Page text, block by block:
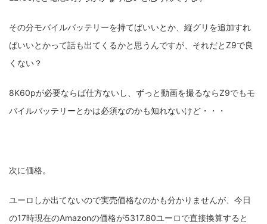
その分モバイルバッテリーを持てばいいとか、縦グリを追加すれ
ばいいとかって話も出てくるかと思うんですが、それだとZ9で良
くない？
8K60pが必要ならば仕方ないし、ずっと動画を撮るならZ9でもモ
バイルバッテリーとかは必須なのかも知れないけど・・・
次に価格。
ユーロしか出てないので実売価格なのかも分かりませんが、今日
の17時現在のAmazonの価格が5317.80ユーロで直接換算すると